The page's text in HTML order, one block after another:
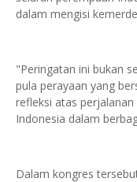
dalam mengisi
"Peringatan ini bukan
pula perayaan yang
refleksi atas
Indonesia dalam
Dalam kongres